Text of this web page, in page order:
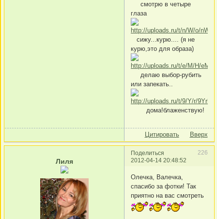
смотрю в четыре
глаза
сижу...курю.... (я не
курю,это для образа)
делаю выбор-рубить
или запекать..
дома!блаженствую!
Цитировать Вверх
Поделиться
226
2012-04-14 20:48:52
Лиля
Олечка, Валечка,
спасибо за фотки! Так
приятно на вас смотреть